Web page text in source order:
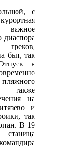
с
важное
диаспора
греков,
быт, так
в
также
на
и
так
В 19